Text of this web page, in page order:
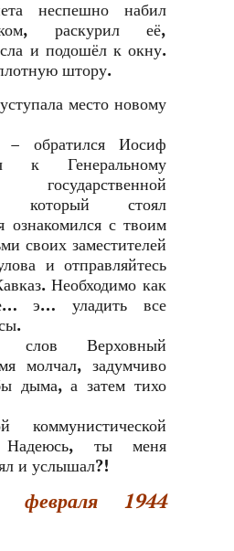
неспешно набил
раскурил её,
и подошёл к окну.
штору.
место новому
– обратился Иосиф
к Генеральному
который стоял
ознакомился с твоим
своих заместителей
и отправляйтесь
Необходимо как
э… уладить все
слов Верховный
молчал, задумчиво
дыма, а затем тихо
Надеюсь, ты меня
и услышал?!
февраля 1944